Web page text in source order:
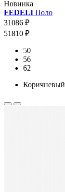
Новинка
FEDELI Поло
31086 ₽
51810 ₽
50
56
62
Коричневый